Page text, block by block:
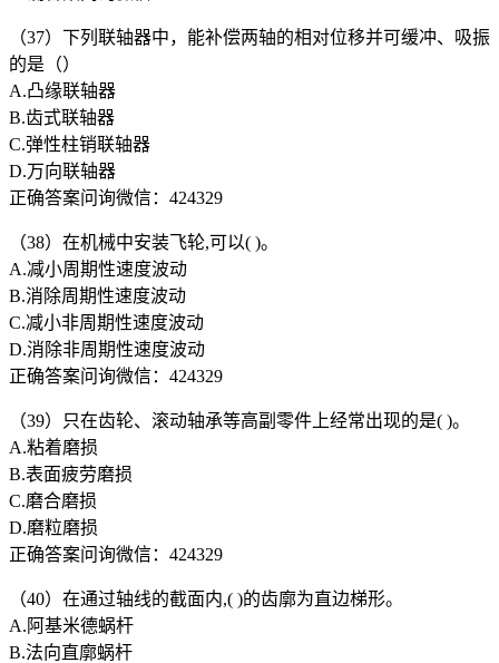
（37）下列联轴器中，能补偿两轴的相对位移并可缓冲、吸振
的是（）
A.凸缘联轴器
B.齿式联轴器
C.弹性柱销联轴器
D.万向联轴器
正确答案问询微信：424329
（38）在机械中安装飞轮,可以( )。
A.减小周期性速度波动
B.消除周期性速度波动
C.减小非周期性速度波动
D.消除非周期性速度波动
正确答案问询微信：424329
（39）只在齿轮、滚动轴承等高副零件上经常出现的是( )。
A.粘着磨损
B.表面疲劳磨损
C.磨合磨损
D.磨粒磨损
正确答案问询微信：424329
（40）在通过轴线的截面内,( )的齿廓为直边梯形。
A.阿基米德蜗杆
B.法向直廓蜗杆